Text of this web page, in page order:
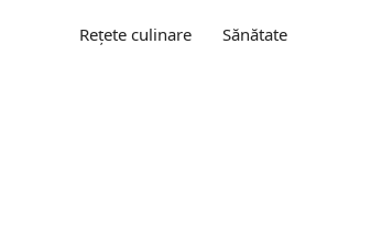
Rețete culinare Sănătate